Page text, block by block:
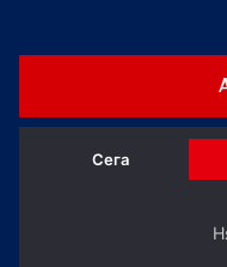
Сега